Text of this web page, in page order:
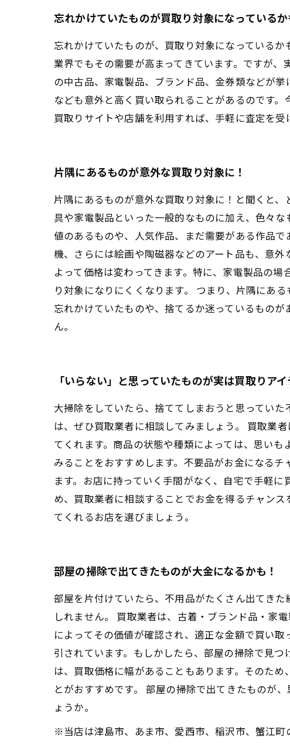
忘れかけていたものが買取り対象になっているか
忘れかけていたものが、買取り対象になっている
業界でもその需要が高まってきています。ですが
の中古品、家電製品、ブランド品、金券類などが
なども意外と高く買い取られることがあるのです
買取りサイトや店舗を利用すれば、手軽に査定を
片隅にあるものが意外な買取り対象に！
片隅にあるものが意外な買取り対象に！と聞くと
具や家電製品といった一般的なものに加え、色々
値のあるものや、人気作品、まだ需要がある作品
機、さらには絵画や陶磁器などのアート品も、意
よって価格は変わってきます。特に、家電製品の
り対象になりにくくなります。 つまり、片隅にあ
忘れかけていたものや、捨てるか迷っているもの
ん。
「いらない」と思っていたものが実は買取りアイ
大掃除をしていたら、捨ててしまおうと思ってい
は、ぜひ買取業者に相談してみましょう。 買取業
てくれます。商品の状態や種類によっては、思い
みることをおすすめします。不要品がお金になる
ます。お店に持っていく手間がなく、自宅で手軽
め、買取業者に相談することでお金を得るチャン
てくれるお店を選びましょう。
部屋の掃除で出てきたものが大金になるかも！
部屋を片付けていたら、不用品がたくさん出てき
しれません。 買取業者は、古着・ブランド品・家
によってその価値が確認され、適正な金額で買い
引されています。もしかしたら、部屋の掃除で見
は、買取価格に幅があることもあります。そのた
とがおすすめです。 部屋の掃除で出てきたものが
ょうか。
※当店は津島市、あま市、愛西市、稲沢市、蟹江町